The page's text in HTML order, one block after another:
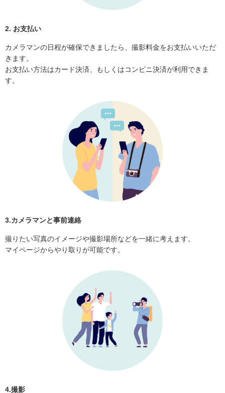
2. お支払い
カメラマンの日程が確保できましたら、撮影料金をお支払いいただ
きます。
お支払い方法はカード決済、もしくはコンビニ決済が利用できま
す。
3.カメラマンと事前連絡
撮りたい写真のイメージや撮影場所などを一緒に考えます。
マイページからやり取りが可能です。
4.撮影